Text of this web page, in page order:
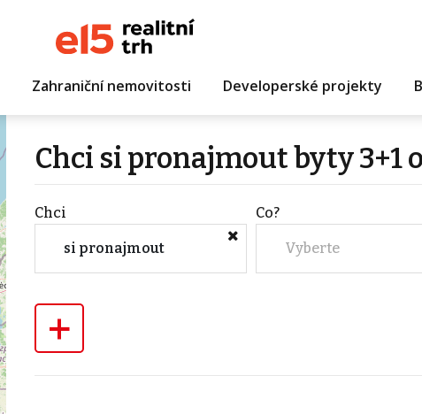
Zahraniční nemovitosti Developerské projekty
Chci si pronajmout byty 3+1
Chci
si pronajmout
Co?
Vyberte
+